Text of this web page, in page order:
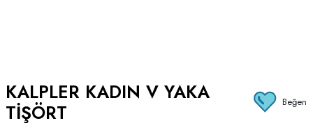
KALPLER KADIN V YAKA
TIŞÖRT
Beğen